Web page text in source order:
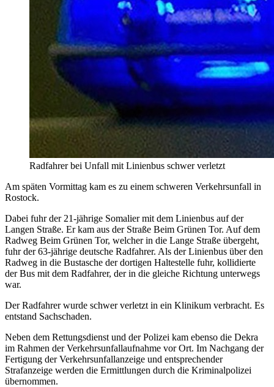
Radfahrer bei Unfall mit Linienbus schwer verletzt
Am späten Vormittag kam es zu einem schweren Verkehrsunfall in
Rostock.
Dabei fuhr der 21-jährige Somalier mit dem Linienbus auf der
Langen Straße. Er kam aus der Straße Beim Grünen Tor. Auf dem
Radweg Beim Grünen Tor, welcher in die Lange Straße übergeht,
fuhr der 63-jährige deutsche Radfahrer. Als der Linienbus über den
Radweg in die Bustasche der dortigen Haltestelle fuhr, kollidierte
der Bus mit dem Radfahrer, der in die gleiche Richtung unterwegs
war.
Der Radfahrer wurde schwer verletzt in ein Klinikum verbracht. Es
entstand Sachschaden.
Neben dem Rettungsdienst und der Polizei kam ebenso die Dekra
im Rahmen der Verkehrsunfallaufnahme vor Ort. Im Nachgang der
Fertigung der Verkehrsunfallanzeige und entsprechender
Strafanzeige werden die Ermittlungen durch die Kriminalpolizei
übernommen.